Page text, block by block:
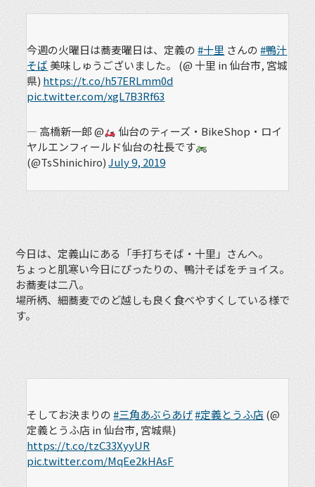
今週の火曜日は蕎麦曜日は、定義の#十里 さんの#鴨汁
そば美味しゅうございました。 (@ 十里 in 仙台市, 宮城
県) https://t.co/h57ERLmm0d
pic.twitter.com/xgL7B3Rf63
— 高橋新一郎 @
仙台のティーズ・BikeShop・ロイ
ヤルエンフィールド仙台の社長です
(@TsShinichiro)July 9, 2019
今日は、定義山にある「手打ちそば・十里」さんへ。
ちょっと肌寒い今日にぴったりの、鴨汁そばをチョイス。
お蕎麦は二八。
場所柄、細蕎麦でのど越しも良く食べやすくしている様で
す。
そしてお決まりの#三角あぶらあげ#定義とうふ店 (@
定義とうふ店 in 仙台市, 宮城県)
https://t.co/tzC33XyyUR
pic.twitter.com/MqEe2kHAsF